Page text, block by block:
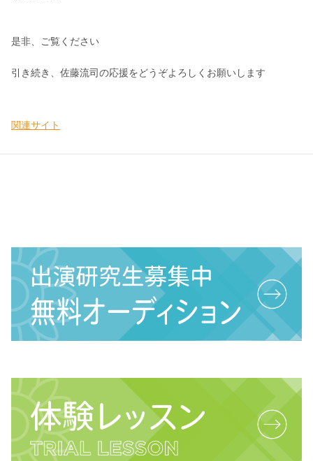
是非、ご覧ください
引き続き、佐藤流司の応援をどうぞよろしくお願いします
関連サイト